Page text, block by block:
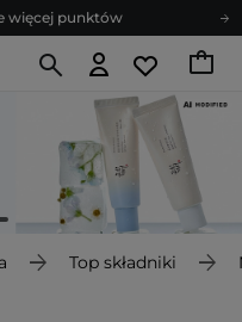
więcej punktów
pełen porad
zamówienia do 24h.
więcej punktów
pełen porad
Top składniki